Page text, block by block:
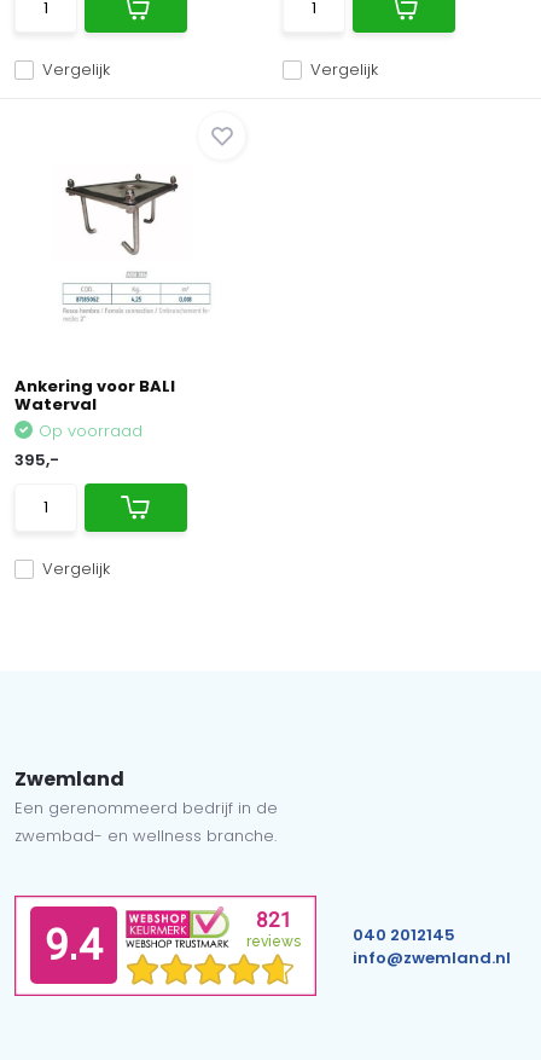
Vergelijk Vergelijk
Ankering voor BALI
Waterval
Vergelijk
Op voorraad
395,-
Zwemland
Een gerenommeerd bedrijf in de
zwembad- en wellness branche.
040 2012145
info@zwemland.nl